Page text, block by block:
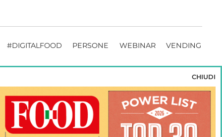
#DIGITALFOOD PERSONE WEBINAR VENDING
CHIUDI